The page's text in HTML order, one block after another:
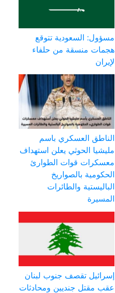
مسؤول: السعودية تتوقع
هجمات منسقة من حلفاء
لإيران
الناطق العسكري باسم
مليشيا الحوثي يعلن استهداف
معسكرات قوات الطوارئ
الحكومية بالصواريخ
الباليستية والطائرات
المسيرة
إسرائيل تقصف جنوب لبنان
عقب مقتل جنديين ومحادثات